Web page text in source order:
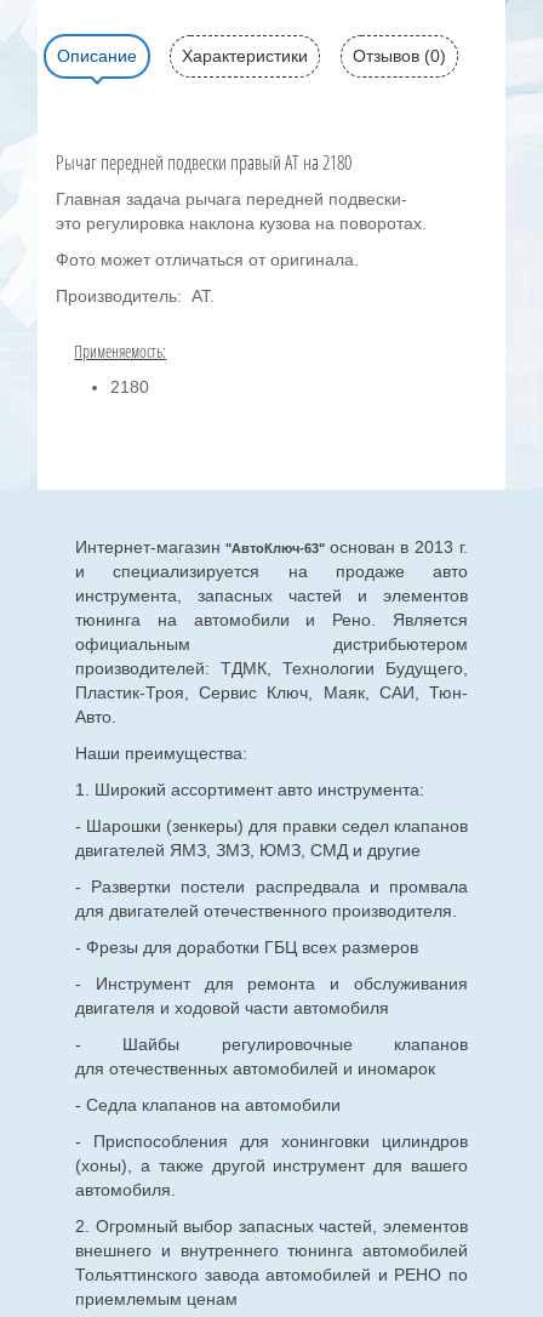
Описание Характеристики Отзывов (0)
Рычаг передней подвески правый AT на 2180
Главная задача рычага передней подвески-
это регулировка наклона кузова на поворотах.
Фото может отличаться от оригинала.
Производитель: AT.
Применяемость:
2180
Интернет-магазин "АвтоКлюч-63" основан в 2013 г.
и специализируется на продаже авто
инструмента, запасных частей и элементов
тюнинга на автомобили и Рено. Является
официальным дистрибьютером
производителей: ТДМК, Технологии Будущего,
Пластик-Троя, Сервис Ключ, Маяк, САИ, Тюн-
Авто.
Наши преимущества:
1. Широкий ассортимент авто инструмента:
- Шарошки (зенкеры) для правки седел клапанов
двигателей ЯМЗ, ЗМЗ, ЮМЗ, СМД и другие
- Развертки постели распредвала и промвала
для двигателей отечественного производителя.
- Фрезы для доработки ГБЦ всех размеров
- Инструмент для ремонта и обслуживания
двигателя и ходовой части автомобиля
- Шайбы регулировочные клапанов
для отечественныхавтомобилей и иномарок
- Седла клапанов на автомобили
- Приспособления для хонинговки цилиндров
(хоны), а также другой инструмент для вашего
автомобиля.
2. Огромный выбор запасных частей, элементов
внешнего и внутреннего тюнинга автомобилей
Тольяттинского завода автомобилей и РЕНО по
приемлемым ценам